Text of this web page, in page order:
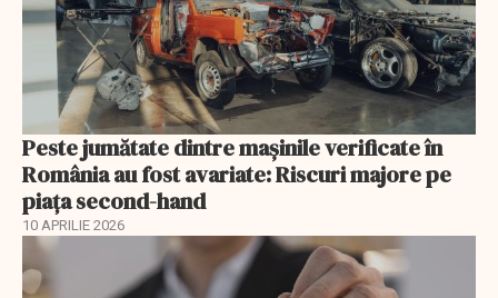
Peste jumătate dintre mașinile verificate în
România au fost avariate: Riscuri majore pe
piața second-hand
10 APRILIE 2026